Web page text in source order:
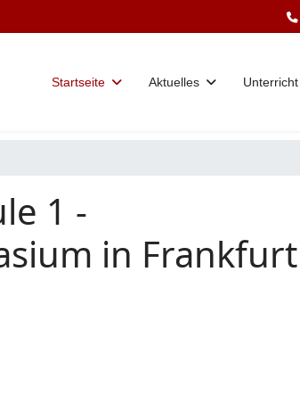
Startseite Aktuelles Unterricht
1 -
in Frankfurt